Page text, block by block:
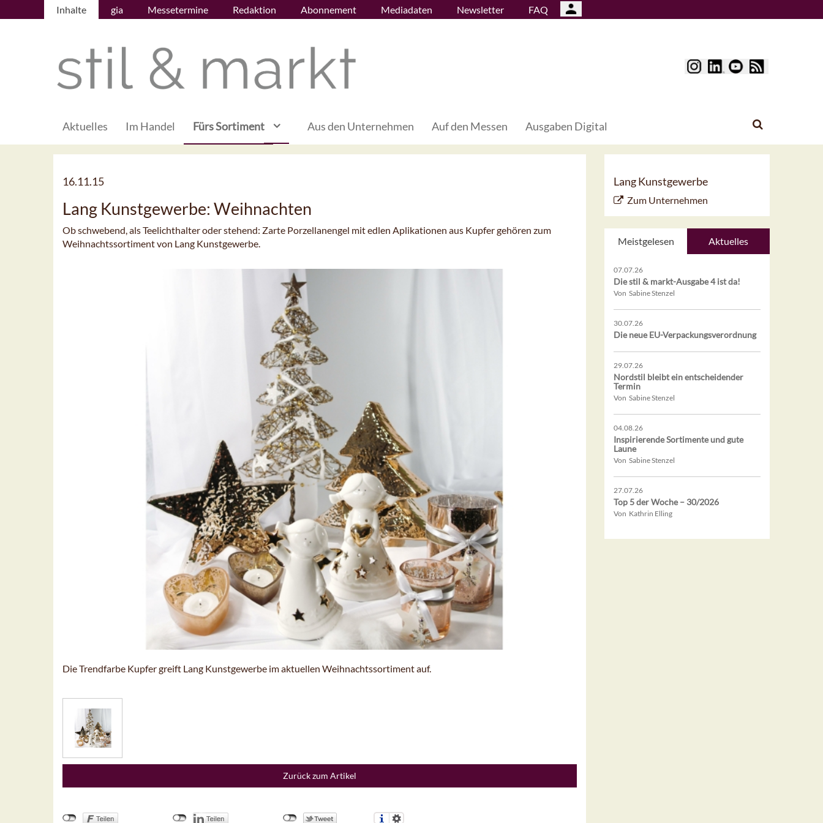
Inhalte gia Messetermine Redaktion Abonnement Mediadaten Newsletter FAQ
Aktuelles Im Handel Fürs Sortiment Aus den Unternehmen Auf den Messen Ausgaben Digital
16.11.15
Lang Kunstgewerbe: Weihnachten
Ob schwebend, als Teelichthalter oder stehend: Zarte Porzellanengel mit edlen Aplikationen aus Kupfer gehören zum
Weihnachtssortiment von Lang Kunstgewerbe.
Die Trendfarbe Kupfer greift Lang Kunstgewerbe im aktuellen Weihnachtssortiment auf.
Zurück zum Artikel
Lang Kunstgewerbe
Zum Unternehmen
Meistgelesen Aktuelles
07.07.26
Die stil & markt-Ausgabe 4 ist da!
Von Sabine Stenzel
30.07.26
Die neue EU-Verpackungsverordnung
29.07.26
Nordstil bleibt ein entscheidender
Termin
Von Sabine Stenzel
04.08.26
Inspirierende Sortimente und gute
Laune
Von Sabine Stenzel
27.07.26
Top 5 der Woche – 30/2026
Von Kathrin Elling